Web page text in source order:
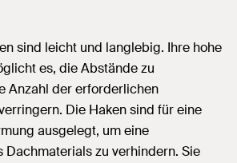
sind leicht und langlebig. Ihre hohe
es, die Abstände zu
Anzahl der erforderlichen
Die Haken sind für eine
ausgelegt, um eine
Dachmaterials zu verhindern. Sie